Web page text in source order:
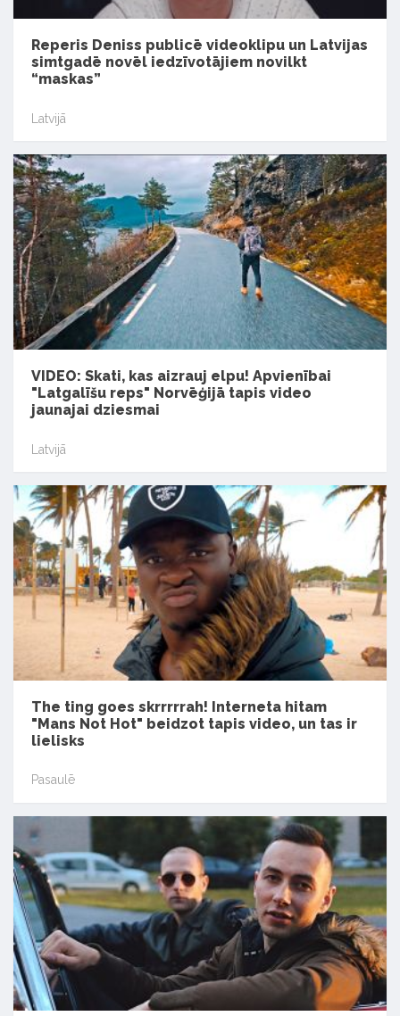
Reperis Deniss publicē videoklipu un Latvijas
simtgadē novēl iedzīvotājiem novilkt
“maskas”
Latvijā
VIDEO: Skati, kas aizrauj elpu! Apvienībai
"Latgalīšu reps" Norvēģijā tapis video
jaunajai dziesmai
Latvijā
The ting goes skrrrrrah! Interneta hitam
"Mans Not Hot" beidzot tapis video, un tas ir
lielisks
Pasaulē